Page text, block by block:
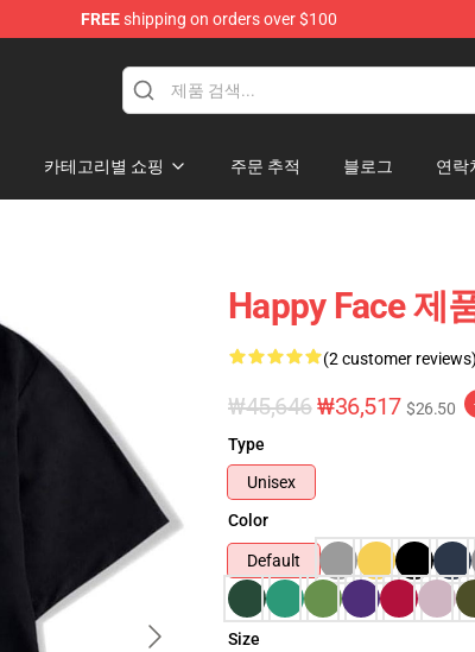
FREEshipping on orders over $100
카테고리별 쇼핑 주문 추적 블로그 연락
Happy Face 제
(2 customer
₩45,646₩36,517 $26.50
Type
Unisex
Color
Default
Size